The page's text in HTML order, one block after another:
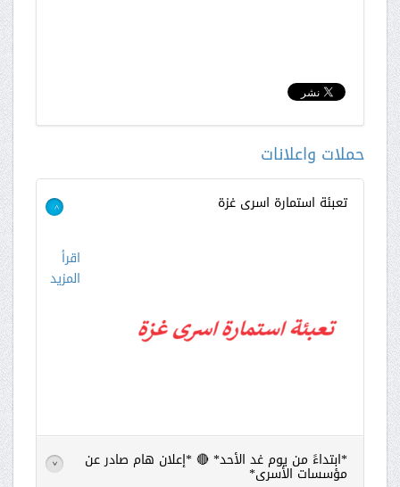
حملات واعلانات
تعبئة استمارة اسرى غزة >
اقرأ
المزيد
*ابتداءً من يوم غد الأحد* 🔴 *إعلان هام صادر عن
مؤسسات الأسرى* >